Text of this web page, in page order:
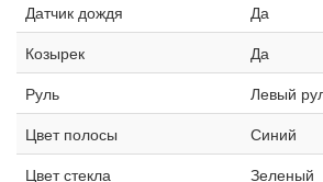
Датчик дождя
Да
Козырек
Да
Руль
Левый
Цвет полосы
Синий
Цвет стекла
Зеленый